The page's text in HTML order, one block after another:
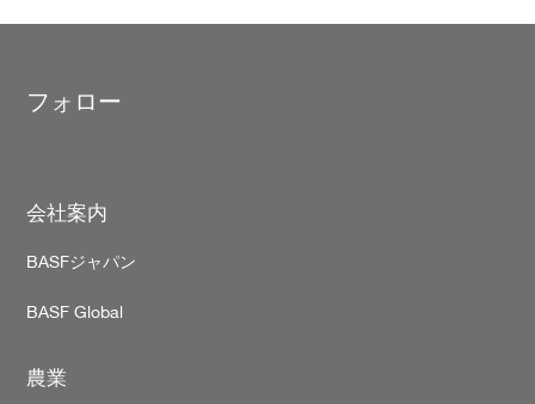
フォロー
Footer
会社案内
BASFジャパン
BASF Global
農業